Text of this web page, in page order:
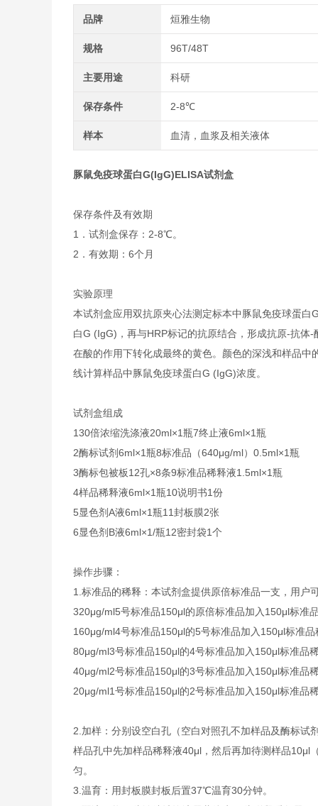
品牌 烜雅生物
规格 96T/48T
主要用途 科研
保存条件 2-8℃
样本 血清，血浆及相关液体
豚鼠免疫球蛋白G(IgG)ELISA试剂盒
保存条件及有效期
1．试剂盒保存：2-8℃。
2．有效期：6个月
实验原理
本试剂盒应用双抗原夹心法测定标本中豚鼠免疫球蛋
白G (IgG)，再与HRP标记的抗原结合，形成抗原-抗体
在酸的作用下转化成最终的黄色。颜色的深浅和样品
线计算样品中豚鼠免疫球蛋白G (IgG)浓度。
试剂盒组成
130倍浓缩洗涤液20ml×1瓶7终止液6ml×1瓶
2酶标试剂6ml×1瓶8标准品（640μg/ml） 0.5ml×1瓶
3酶标包被板12孔×8条9标准品稀释液1.5ml×1瓶
4样品稀释液6ml×1瓶10说明书1份
5显色剂A液6ml×1瓶11封板膜2张
6显色剂B液6ml×1/瓶12密封袋1个
操作步骤：
1. 标准品的稀释：本试剂盒提供原倍标准品一支，用户
320μg/ml5号标准品150μl的原倍标准品加入150μl标准
160μg/ml4号标准品150μl的5号标准品加入150μl标准品
80μg/ml3号标准品150μl的4号标准品加入150μl标准品
40μg/ml2号标准品150μl的3号标准品加入150μl标准品
20μg/ml1号标准品150μl的2号标准品加入150μl标准品
2. 加样：分别设空白孔（空白对照孔不加样品及酶标试
样品孔中先加样品稀释液40μl，然后再加待测样品10μl
匀。
3. 温育：用封板膜封板后置37℃温育30分钟。